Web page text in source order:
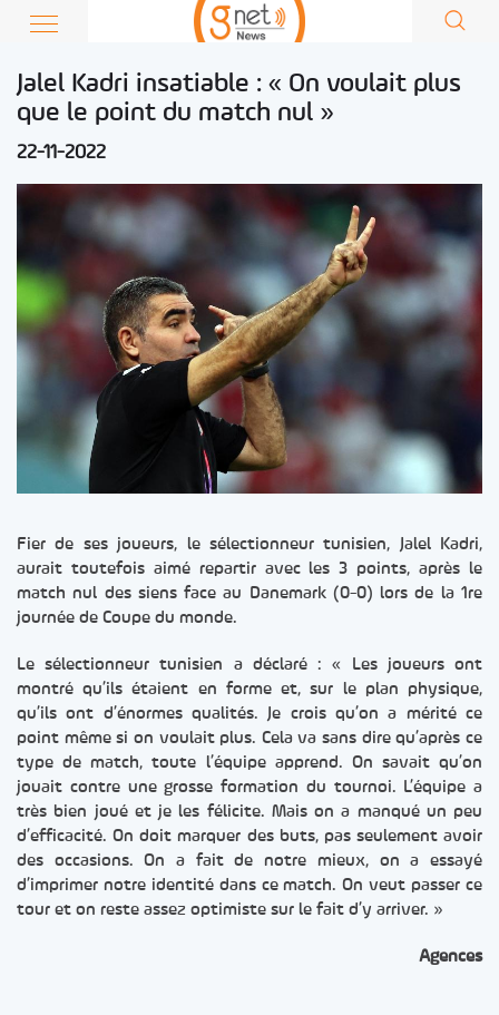
Jalel Kadri insatiable : « On voulait plus
que le point du match nul »
22-11-2022
Fier de ses joueurs, le sélectionneur tunisien, Jalel Kadri,
aurait toutefois aimé repartir avec les 3 points, après le
match nul des siens face au Danemark (0-0) lors de la 1re
journée de Coupe du monde.
Le sélectionneur tunisien a déclaré : « Les joueurs ont
montré qu’ils étaient en forme et, sur le plan physique,
qu’ils ont d’énormes qualités. Je crois qu’on a mérité ce
point même si on voulait plus. Cela va sans dire qu’après ce
type de match, toute l’équipe apprend. On savait qu’on
jouait contre une grosse formation du tournoi. L’équipe a
très bien joué et je les félicite. Mais on a manqué un peu
d’efficacité. On doit marquer des buts, pas seulement avoir
des occasions. On a fait de notre mieux, on a essayé
d’imprimer notre identité dans ce match. On veut passer ce
tour et on reste assez optimiste sur le fait d’y arriver. »
Agences